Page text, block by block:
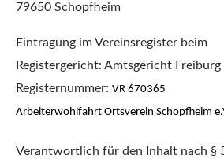
79650 Schopfheim
Eintragung im Vereinsregister beim
Registergericht: Amtsgericht Freiburg
Registernummer: VR 670365
Arbeiterwohlfahrt Ortsverein Schopfheim
Verantwortlich für den Inhalt nach §